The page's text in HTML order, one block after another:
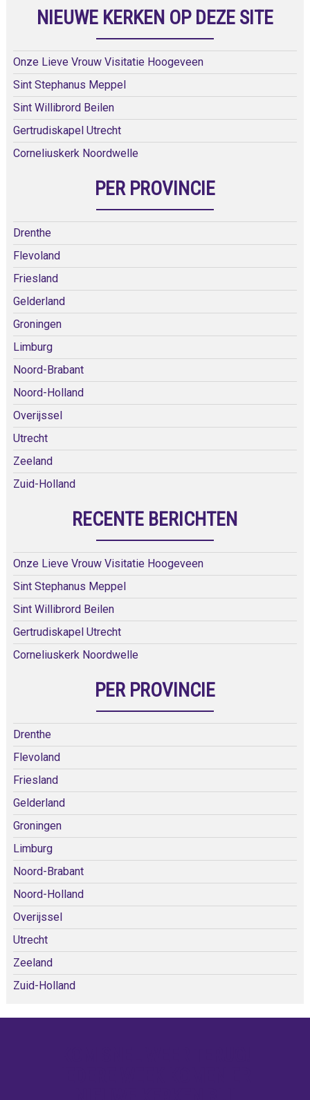
NIEUWE KERKEN OP DEZE SITE
Onze Lieve Vrouw Visitatie Hoogeveen
Sint Stephanus Meppel
Sint Willibrord Beilen
Gertrudiskapel Utrecht
Corneliuskerk Noordwelle
PER PROVINCIE
Drenthe
Flevoland
Friesland
Gelderland
Groningen
Limburg
Noord-Brabant
Noord-Holland
Overijssel
Utrecht
Zeeland
Zuid-Holland
RECENTE BERICHTEN
Onze Lieve Vrouw Visitatie Hoogeveen
Sint Stephanus Meppel
Sint Willibrord Beilen
Gertrudiskapel Utrecht
Corneliuskerk Noordwelle
PER PROVINCIE
Drenthe
Flevoland
Friesland
Gelderland
Groningen
Limburg
Noord-Brabant
Noord-Holland
Overijssel
Utrecht
Zeeland
Zuid-Holland